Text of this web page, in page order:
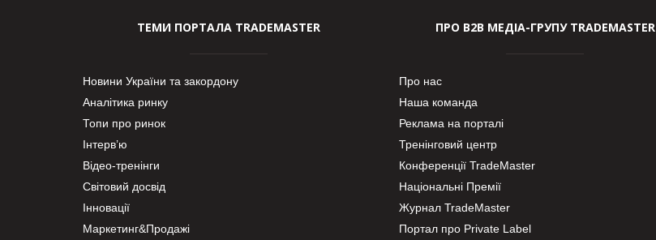
ТЕМИ ПОРТАЛА TRADEMASTER
Новини України та закордону
Аналітика ринку
Топи про ринок
Інтерв’ю
Відео-тренінги
Світовий досвід
Інновації
Маркетинг&Продажі
ПРО В2В МЕДІА-ГРУПУ TRADEMASTER
Про нас
Наша команда
Реклама на порталі
Тренінговий центр
Конференції TradeMaster
Національні Премії
Журнал TradeMaster
Портал про Private Label